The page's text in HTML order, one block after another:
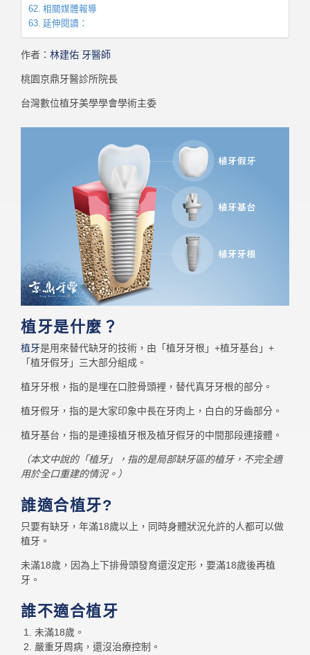
相關媒體報導
延伸閱讀：
作者： 林建佑 牙醫師
桃園京鼎牙醫診所院長
台灣數位植牙美學學會學術主委
植牙是什麼？
植牙是用來替代缺牙的技術，由「植牙牙根」+植牙基台」+
「植牙假牙」三大部分組成。
植牙牙根，指的是埋在口腔骨頭裡，替代真牙牙根的部分。
植牙假牙，指的是大家印象中長在牙肉上，白白的牙齒部分。
植牙基台，指的是連接植牙根及植牙假牙的中間那段連接體。
（本文中說的「植牙」，指的是局部缺牙區的植牙，不完全適
用於全口重建的情況。）
誰適合植牙?
只要有缺牙，年滿18歲以上，同時身體狀況允許的人都可以做
植牙。
未滿18歲，因為上下排骨頭發育還沒定形，要滿18歲後再植
牙。
誰不適合植牙
未滿18歲。
嚴重牙周病，還沒治療控制。